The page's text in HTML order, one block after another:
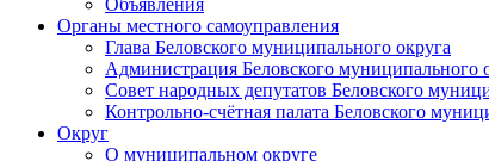
Объявления
Органы местного самоуправления
Глава Беловского муниципального округа
Администрация Беловского муниципального
Совет народных депутатов Беловского
Контрольно-счётная палата Беловского
Округ
О муниципальном округе